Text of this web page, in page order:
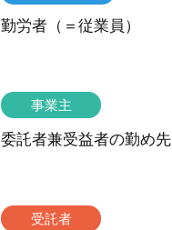
勤労者（＝従業員）
事業主
委託者兼受益者の勤め先
受託者